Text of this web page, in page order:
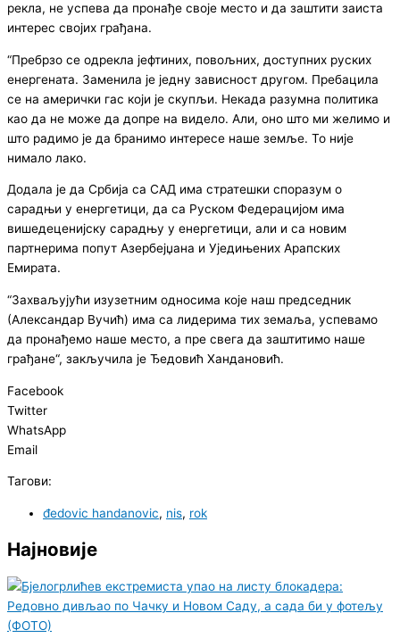
рекла, не успева да пронађе своје место и да заштити заиста
интерес својих грађана.
“Пребрзо се одрекла јефтиних, повољних, доступних руских
енергената. Заменила је једну зависност другом. Пребацила
се на амерички гас који је скупљи. Некада разумна политика
као да не може да допре на видело. Али, оно што ми желимо и
што радимо је да бранимо интересе наше земље. То није
нимало лако.
Додала је да Србија са САД има стратешки споразум о
сарадњи у енергетици, да са Руском Федерацијом има
вишедеценијску сарадњу у енергетици, али и са новим
партнерима попут Азербејџана и Уједињених Арапских
Емирата.
“Захваљујући изузетним односима које наш председник
(Александар Вучић) има са лидерима тих земаља, успевамо
да пронађемо наше место, а пре свега да заштитимо наше
грађане“, закључила је Ђедовић Хандановић.
Facebook
Twitter
WhatsApp
Email
Тагови:
đedovic handanovic, nis, rok
Најновије